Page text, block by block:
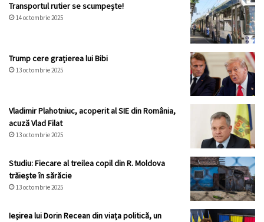
Transportul rutier se scumpește!
14 octombrie 2025
Trump cere grațierea lui Bibi
13 octombrie 2025
Vladimir Plahotniuc, acoperit al SIE din România,
acuză Vlad Filat
13 octombrie 2025
Studiu: Fiecare al treilea copil din R. Moldova
trăiește în sărăcie
13 octombrie 2025
Ieșirea lui Dorin Recean din viața politică, un